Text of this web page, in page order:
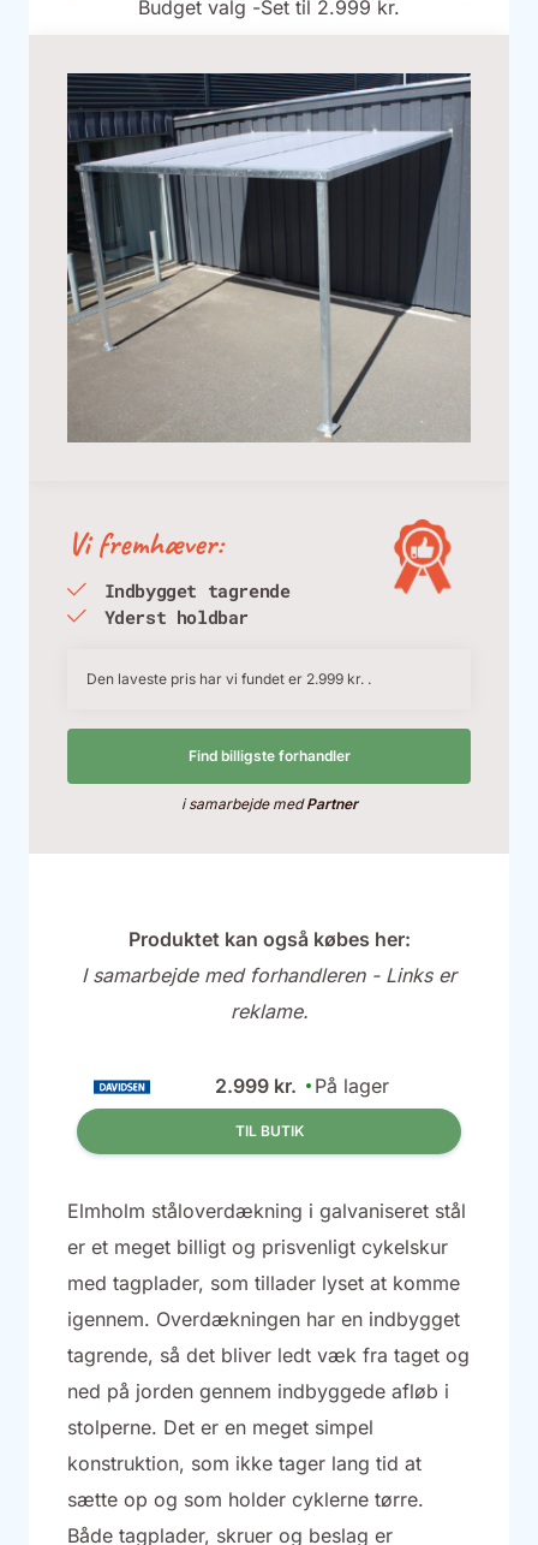
Budget valg -Set til 2.999 kr.
Vi fremhæver:
Indbygget tagrende
Yderst holdbar
Den laveste pris har vi fundet er 2.999 kr. .
Find billigste forhandler
i samarbejde medPartner
Produktet kan også købes her:
I samarbejde med forhandleren - Links er
reklame.
På lager
2.999 kr.
TIL BUTIK
Elmholm ståloverdækning i galvaniseret stål
er et meget billigt og prisvenligt cykelskur
med tagplader, som tillader lyset at komme
igennem. Overdækningen har en indbygget
tagrende, så det bliver ledt væk fra taget og
ned på jorden gennem indbyggede afløb i
stolperne. Det er en meget simpel
konstruktion, som ikke tager lang tid at
sætte op og som holder cyklerne tørre.
Både tagplader, skruer og beslag er